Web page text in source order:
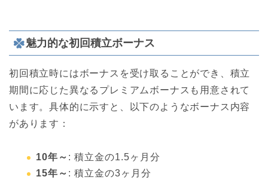
魅力的な初回積立ボーナス
初回積立時にはボーナスを受け取ることができ、積立
期間に応じた異なるプレミアムボーナスも用意されて
います。具体的に示すと、以下のようなボーナス内容
があります：
10年～ : 積立金の1.5ヶ月分
15年～ : 積立金の3ヶ月分